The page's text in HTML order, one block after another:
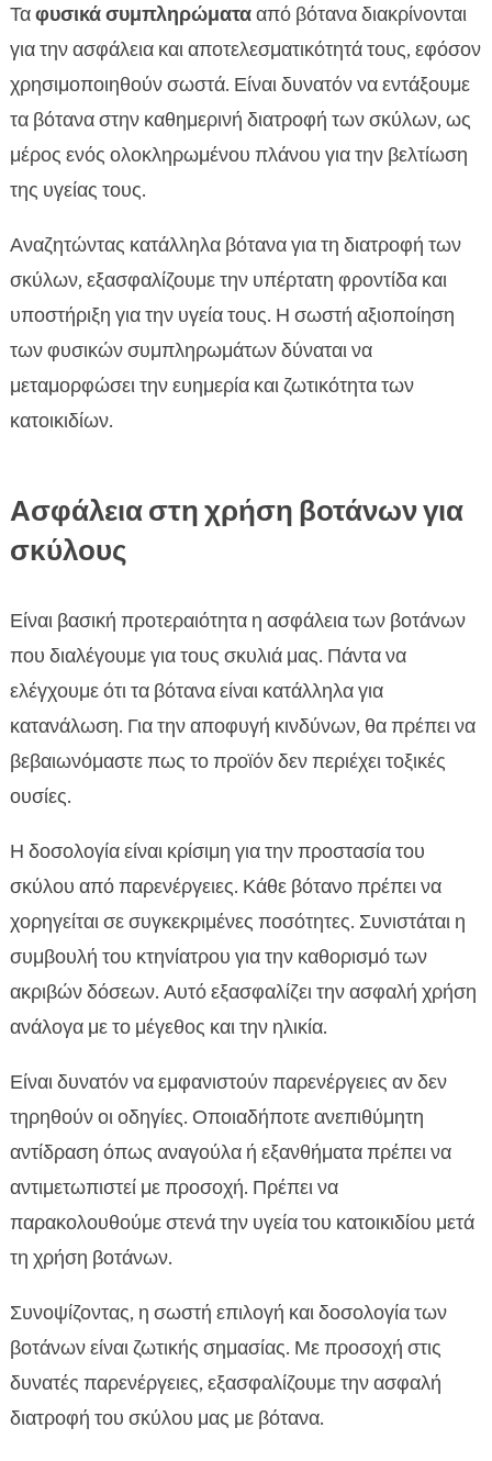
Ταφυσικά συμπληρώματααπό βότανα διακρίνονται
για την ασφάλεια και αποτελεσματικότητά τους, εφόσον
χρησιμοποιηθούν σωστά. Είναι δυνατόν να εντάξουμε
τα βότανα στην καθημερινή διατροφή των σκύλων, ως
μέρος ενός ολοκληρωμένου πλάνου για την βελτίωση
της υγείας τους.
Αναζητώντας κατάλληλα βότανα για τη διατροφή των
σκύλων, εξασφαλίζουμε την υπέρτατη φροντίδα και
υποστήριξη για την υγεία τους. Η σωστή αξιοποίηση
των φυσικών συμπληρωμάτων δύναται να
μεταμορφώσει την ευημερία και ζωτικότητα των
κατοικιδίων.
Ασφάλεια στη χρήση βοτάνων για
σκύλους
Είναι βασική προτεραιότητα η ασφάλεια των βοτάνων
που διαλέγουμε για τους σκυλιά μας. Πάντα να
ελέγχουμε ότι τα βότανα είναι κατάλληλα για
κατανάλωση. Για την αποφυγή κινδύνων, θα πρέπει να
βεβαιωνόμαστε πως το προϊόν δεν περιέχει τοξικές
ουσίες.
Η δοσολογία είναι κρίσιμη για την προστασία του
σκύλου από παρενέργειες. Κάθε βότανο πρέπει να
χορηγείται σε συγκεκριμένες ποσότητες. Συνιστάται η
συμβουλή του κτηνίατρου για την καθορισμό των
ακριβών δόσεων. Αυτό εξασφαλίζει την ασφαλή χρήση
ανάλογα με το μέγεθος και την ηλικία.
Είναι δυνατόν να εμφανιστούν παρενέργειες αν δεν
τηρηθούν οι οδηγίες. Οποιαδήποτε ανεπιθύμητη
αντίδραση όπως αναγούλα ή εξανθήματα πρέπει να
αντιμετωπιστεί με προσοχή. Πρέπει να
παρακολουθούμε στενά την υγεία του κατοικιδίου μετά
τη χρήση βοτάνων.
Συνοψίζοντας, η σωστή επιλογή και δοσολογία των
βοτάνων είναι ζωτικής σημασίας. Με προσοχή στις
δυνατές παρενέργειες, εξασφαλίζουμε την ασφαλή
διατροφή του σκύλου μας με βότανα.